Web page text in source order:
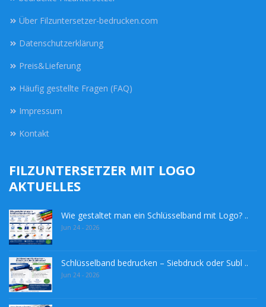
Über Filzuntersetzer-bedrucken.com
Datenschutzerklärung
Preis&Lieferung
Häufig gestellte Fragen (FAQ)
Impressum
Kontakt
FILZUNTERSETZER MIT LOGO
AKTUELLES
Wie gestaltet man ein Schlüsselband mit Logo? ..
Jun 24 - 2026
Schlüsselband bedrucken – Siebdruck oder Subl ..
Jun 24 - 2026